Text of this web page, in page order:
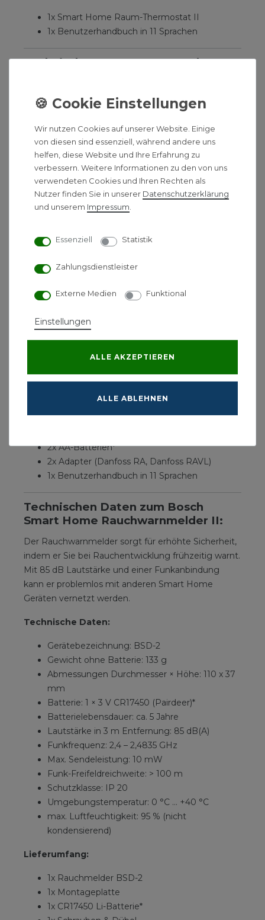
1x Smart Home Raum-Thermostat II
1x Benutzerhandbuch in 11 Sprachen
Technischen Daten zum Bosch
Das Heizkörperthermostat ermöglicht Ihnen, Ihre
Heizungssteuerung effizient zu gestalten. Durch
die smarte Regelung heizen Sie nur, wenn es
notwendig ist, und können so Energiekosten
einsparen
Technische Daten:
Gerätebezeichnung: BTH-RA
Abmessungen (B × H × T): 87 x 51 x 51 mm
Batterie: 2 × LR6/Mignon/AA (2x AA im
Batterielebensdauer: ca. 2 Jahre
Funkfrequenz: 2,4 – 2,4835 GHz
Funk-Freifeldreichweite: > 50 m
Schutzklasse: IP 20
2x AA-Batterien*
2x Adapter (Danfoss RA, Danfoss RAVL)
1x Benutzerhandbuch in 11 Sprachen
Technischen Daten zum Bosch
Smart Home Rauchwarnmelder II:
Der Rauchwarnmelder sorgt für erhöhte Sicherheit,
indem er Sie bei Rauchentwicklung frühzeitig warnt.
Mit 85 dB Lautstärke und einer Funkanbindung
kann er problemlos mit anderen Smart Home
Geräten vernetzt werden.
Technische Daten:
Gerätebezeichnung: BSD-2
Gewicht ohne Batterie: 133 g
Abmessungen Durchmesser × Höhe: 110 x 37
mm
Batterie: 1 × 3 V CR17450 (Pairdeer)*
Batterielebensdauer: ca. 5 Jahre
Lautstärke in 3 m Entfernung: 85 dB(A)
Funkfrequenz: 2,4 – 2,4835 GHz
Max. Sendeleistung: 10 mW
Funk-Freifeldreichweite: > 100 m
Schutzklasse: IP 20
Umgebungstemperatur: 0 °C … +40 °C
max. Luftfeuchtigkeit: 95 % (nicht
kondensierend)
Lieferumfang:
1x Rauchmelder BSD-2
1x Montageplatte
1x CR17450 Li-Batterie*
Wir nutzen Cookies auf unserer Website. Einige
von diesen sind essenziell, während andere uns
helfen, diese Website und Ihre Erfahrung zu
verbessern. Weitere Informationen zu den von uns
verwendeten Cookies und Ihren Rechten als
Nutzer finden Sie in unserer Daten­schutz­erklärung
und unserem Impressum
Essenziell Statistik
Zahlungsdienstleister
Externe Medien Funktional
Einstellungen
ALLE AKZEPTIEREN
ALLE ABLEHNEN